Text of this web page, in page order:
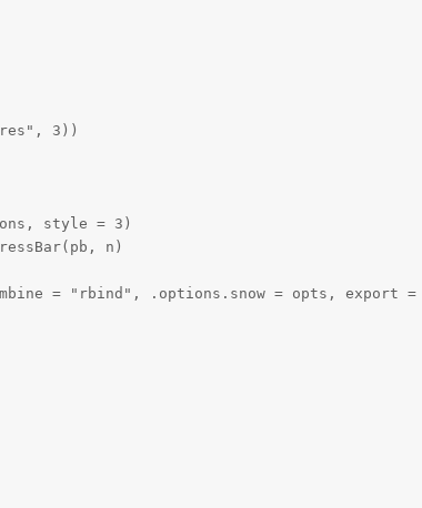
3))
style = 3)
n)
= "rbind", .options.snow = opts, export =